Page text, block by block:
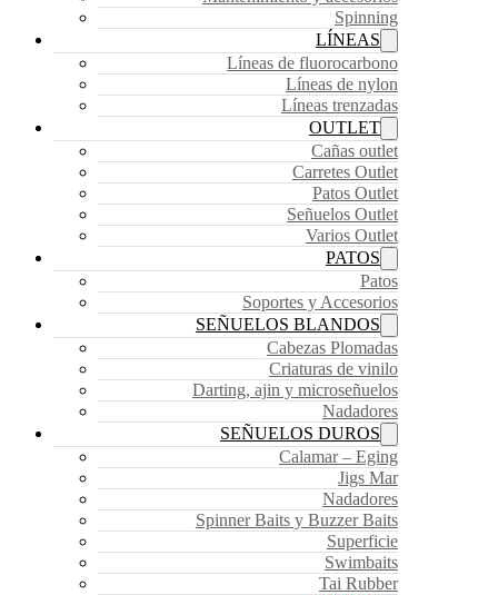
Spinning
LÍNEAS
Líneas de fluorocarbono
Líneas de nylon
Líneas trenzadas
OUTLET
Cañas outlet
Carretes Outlet
Patos Outlet
Señuelos Outlet
Varios Outlet
PATOS
Patos
Soportes y Accesorios
SEÑUELOS BLANDOS
Cabezas Plomadas
Criaturas de vinilo
Darting, ajin y microseñuelos
Nadadores
SEÑUELOS DUROS
Calamar – Eging
Jigs Mar
Nadadores
Spinner Baits y Buzzer Baits
Superficie
Swimbaits
Tai Rubber